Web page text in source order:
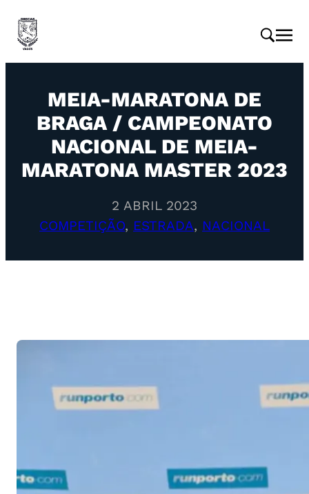
MEIA-MARATONA DE
BRAGA / CAMPEONATO
NACIONAL DE MEIA-
MARATONA MASTER 2023
2 ABRIL 2023
COMPETIÇÃO, ESTRADA, NACIONAL